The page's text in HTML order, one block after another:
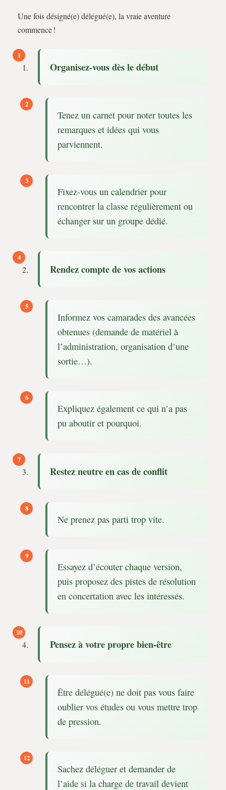
Une fois désigné(e) délégué(e), la vraie aventure
commence !
Organisez-vous dès le début
Tenez un carnet pour noter toutes les
remarques et idées qui vous
parviennent.
Fixez-vous un calendrier pour
rencontrer la classe régulièrement ou
échanger sur un groupe dédié.
Rendez compte de vos actions
Informez vos camarades des avancées
obtenues (demande de matériel à
l’administration, organisation d’une
sortie…).
Expliquez également ce qui n’a pas
pu aboutir et pourquoi.
Restez neutre en cas de conflit
Ne prenez pas parti trop vite.
Essayez d’écouter chaque version,
puis proposez des pistes de résolution
en concertation avec les intéressés.
Pensez à votre propre bien-être
Être délégué(e) ne doit pas vous faire
oublier vos études ou vous mettre trop
de pression.
Sachez déléguer et demander de
l’aide si la charge de travail devient